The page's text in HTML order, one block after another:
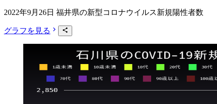
2022年9月26日 福井県の新型コロナウイルス新規陽性者数
グラフを見る